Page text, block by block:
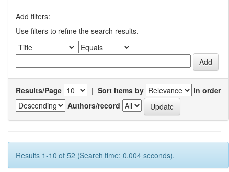
Add filters:
Use filters to refine the search results.
Results/Page | Sort items by
In order
Authors/record
Results 1-10 of 52 (Search time: 0.004 seconds).